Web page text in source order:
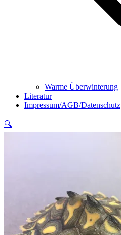
Warme Überwinterung
Literatur
Impressum/AGB/Datenschutz
🔍